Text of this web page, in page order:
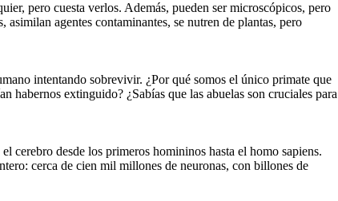
pero cuesta verlos. Además, pueden ser microscópicos, pero
agentes contaminantes, se nutren de plantas, pero
intentando sobrevivir. ¿Por qué somos el único primate que
habernos extinguido? ¿Sabías que las abuelas son cruciales para
cerebro desde los primeros homininos hasta el homo sapiens.
cerca de cien mil millones de neuronas, con billones de